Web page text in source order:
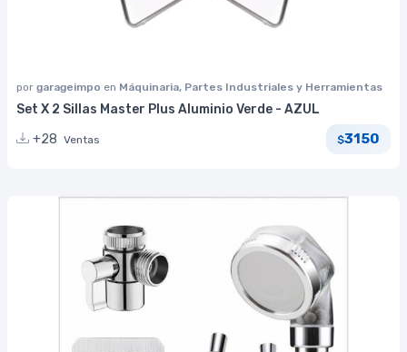
por garageimpo en Máquinaria, Partes Industriales y Herramientas
Set X 2 Sillas Master Plus Aluminio Verde - AZUL
+28 Ventas $3150